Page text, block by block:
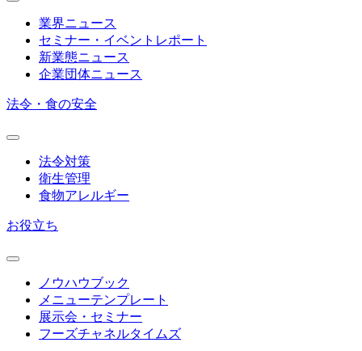
業界ニュース
セミナー・イベントレポート
新業態ニュース
企業団体ニュース
法令・食の安全
法令対策
衛生管理
食物アレルギー
お役立ち
ノウハウブック
メニューテンプレート
展示会・セミナー
フーズチャネルタイムズ